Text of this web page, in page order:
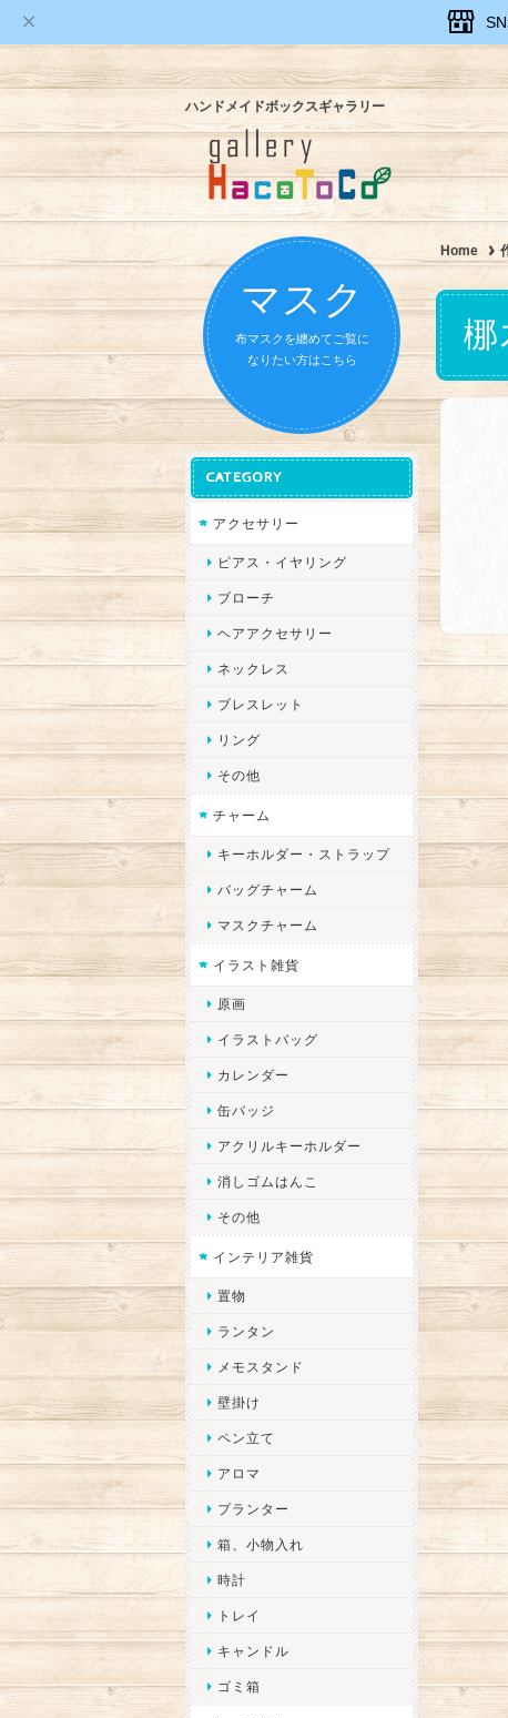
ハンドメイドボックスギャラリー
Home
マスク
布マスクを纏めてご覧に
なりたい方はこちら
CATEGORY
アクセサリー
ピアス・イヤリング
ブローチ
ヘアアクセサリー
ネックレス
ブレスレット
リング
その他
チャーム
キーホルダー・ストラップ
バッグチャーム
マスクチャーム
イラスト雑貨
原画
イラストバッグ
カレンダー
缶バッジ
アクリルキーホルダー
消しゴムはんこ
その他
インテリア雑貨
置物
ランタン
メモスタンド
壁掛け
ペン立て
アロマ
プランター
箱、小物入れ
時計
トレイ
キャンドル
ゴミ箱